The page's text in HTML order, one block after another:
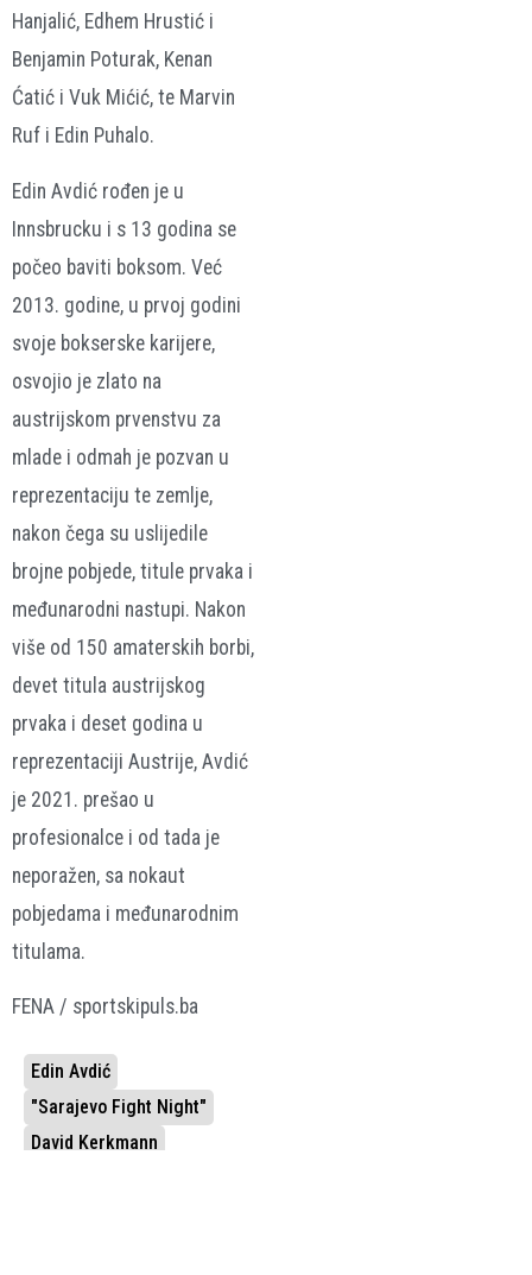
Hanjalić, Edhem Hrustić i
Benjamin Poturak, Kenan
Ćatić i Vuk Mićić, te Marvin
Ruf i Edin Puhalo.
Edin Avdić rođen je u
Innsbrucku i s 13 godina se
počeo baviti boksom. Već
2013. godine, u prvoj godini
svoje bokserske karijere,
osvojio je zlato na
austrijskom prvenstvu za
mlade i odmah je pozvan u
reprezentaciju te zemlje,
nakon čega su uslijedile
brojne pobjede, titule prvaka i
međunarodni nastupi. Nakon
više od 150 amaterskih borbi,
devet titula austrijskog
prvaka i deset godina u
reprezentaciji Austrije, Avdić
je 2021. prešao u
profesionalce i od tada je
neporažen, sa nokaut
pobjedama i međunarodnim
titulama.
FENA / sportskipuls.ba
Edin Avdić
"Sarajevo Fight Night"
David Kerkmann